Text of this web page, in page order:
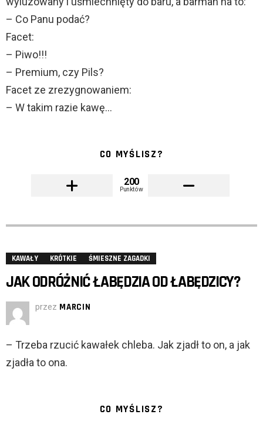
– Co Panu podać?
Facet:
– Piwo!!!
– Premium, czy Pils?
Facet ze zrezygnowaniem:
– W takim razie kawę…
CO MYŚLISZ?
200
Punktów
KAWAŁY KRÓTKIE ŚMIESZNE ZAGADKI
JAK ODRÓŻNIĆ ŁABĘDZIA OD ŁABĘDZICY?
przez MARCIN
– Trzeba rzucić kawałek chleba. Jak zjadł to on, a jak
zjadła to ona.
CO MYŚLISZ?